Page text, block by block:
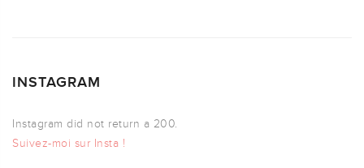
INSTAGRAM
Instagram did not return a 200.
Suivez-moi sur Insta !